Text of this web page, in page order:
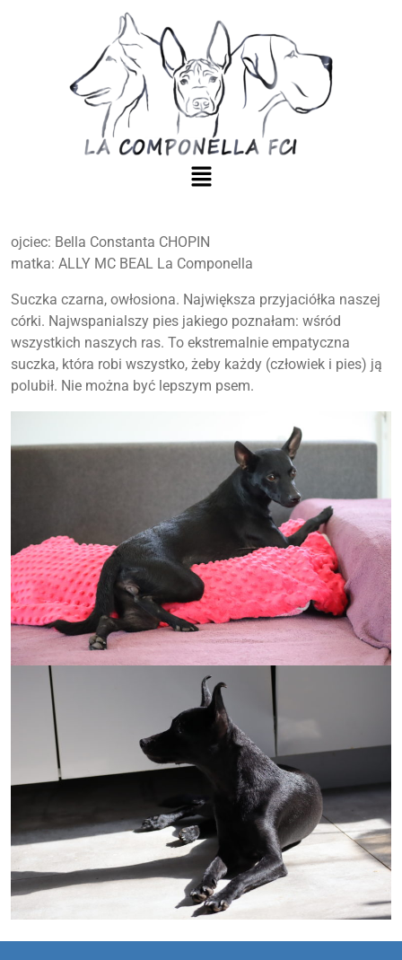
ojciec: Bella Constanta CHOPIN
matka: ALLY MC BEAL La Componella
Suczka czarna, owłosiona. Największa przyjaciółka naszej
córki. Najwspanialszy pies jakiego poznałam: wśród
wszystkich naszych ras. To ekstremalnie empatyczna
suczka, która robi wszystko, żeby każdy (człowiek i pies) ją
polubił. Nie można być lepszym psem.